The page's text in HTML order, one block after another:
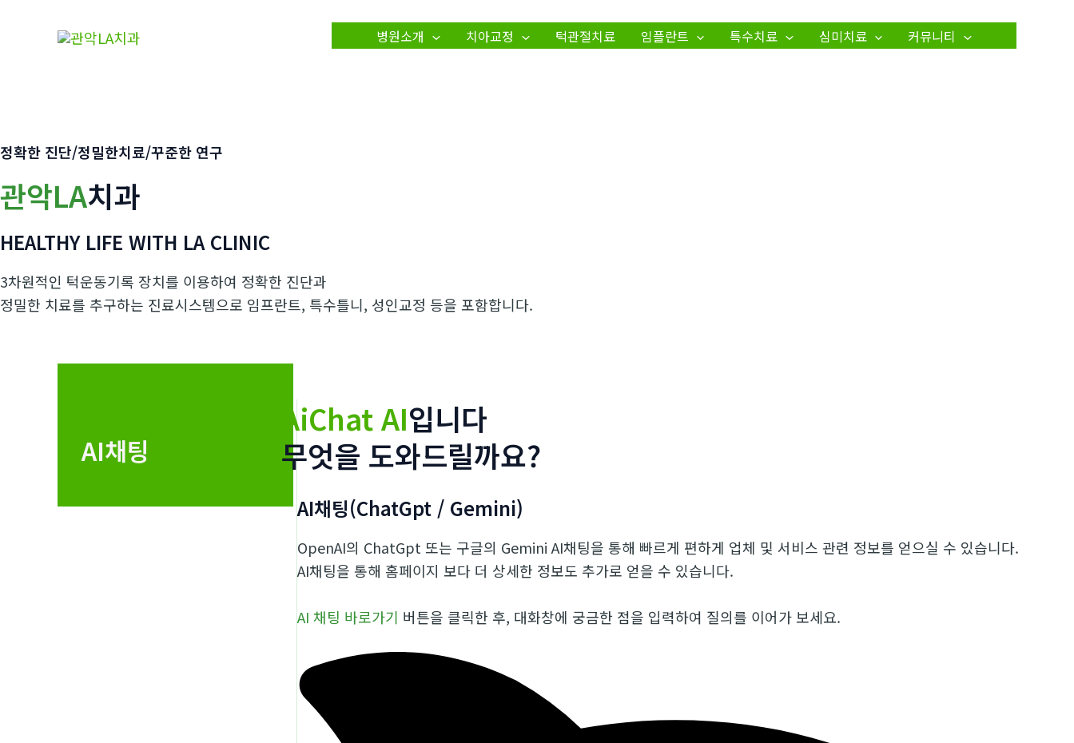
뛰
병원소개 치아교정 턱관절치료 임플란트 특수치료 심미치료 커뮤니티
정확한 진단/정밀한치료/꾸준한 연구
관악LA치과
HEALTHY LIFE WITH LA CLINIC
3차원적인 턱운동기록 장치를 이용하여 정확한 진단과
정밀한 치료를 추구하는 진료시스템으로 임프란트, 특수틀니, 성인교정 등을 포함합니다.
AI채팅
AiChat AI입니다
무엇을 도와드릴까요?
AI채팅(ChatGpt / Gemini)
OpenAI의 ChatGpt 또는 구글의 Gemini AI채팅을 통해 빠르게 편하게 업체 및 서비스 관련 정보를 얻으실 수 있습니다.
AI채팅을 통해 홈페이지 보다 더 상세한 정보도 추가로 얻을 수 있습니다.
AI 채팅 바로가기 버튼을 클릭한 후, 대화창에 궁금한 점을 입력하여 질의를 이어가 보세요.